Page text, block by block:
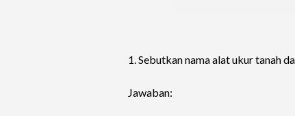
1. Sebutkan nama alat ukur tanah
Jawaban: